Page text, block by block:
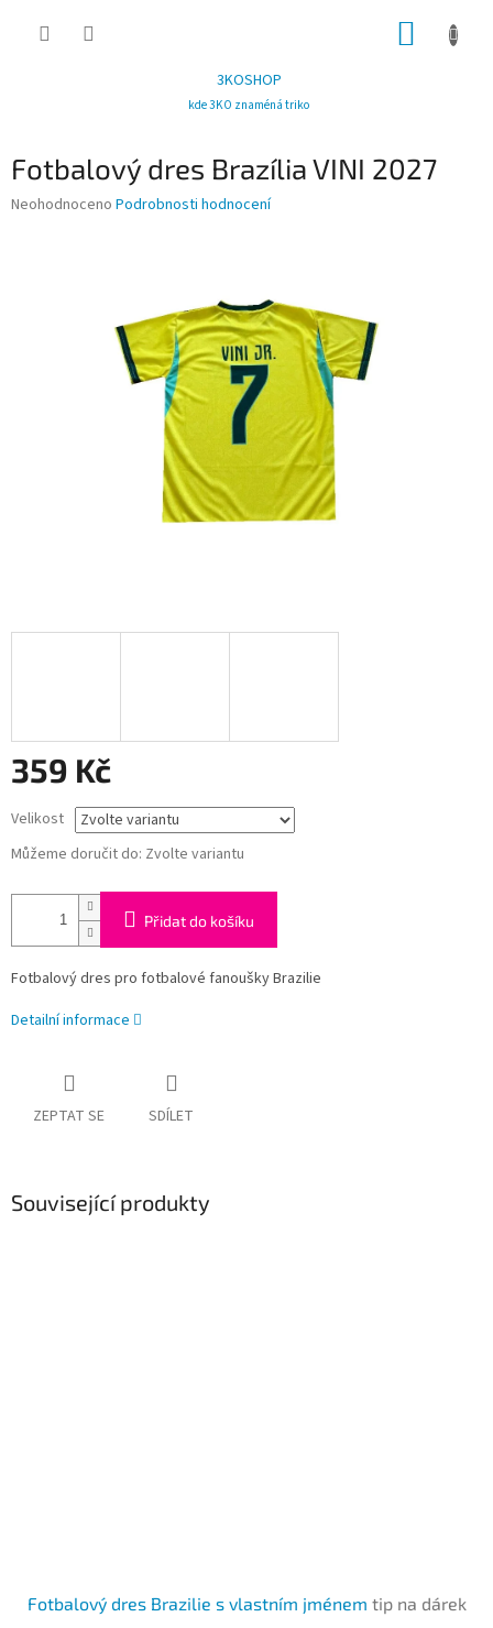
3KOSHOP
kde 3KO znaméná triko
Fotbalový dres Brazília VINI 2027
Průměrné
Neohodnoceno Podrobnosti hodnocení
359 Kč
cena:
Velikost
Můžeme doručit do: Zvolte variantu
Přidat do košíku
Fotbalový dres pro fotbalové fanoušky Brazilie
Detailní informace
ZEPTAT SE SDÍLET
Související produkty
Fotbalový dres Brazilie s vlastním jménem tip na dárek